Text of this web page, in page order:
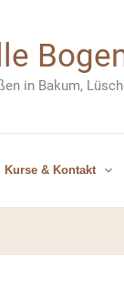
in Bakum,
Kurse & Kontakt